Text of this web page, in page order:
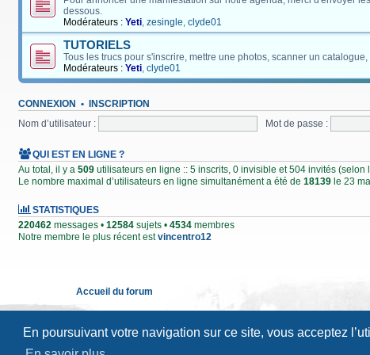
En poursuivant votre navigation sur ce site, vous acceptez
dessous.
Modérateurs : Yeti, zesingle, clyde01
TUTORIELS
Tous les trucs pour s'inscrire, mettre une photos, scanner un
Modérateurs : Yeti, clyde01
CONNEXION • INSCRIPTION
Nom d’utilisateur : Mot de passe :
QUI EST EN LIGNE ?
Au total, il y a 509 utilisateurs en ligne :: 5 inscrits, 0 invisible et 504 invités
Le nombre maximal d’utilisateurs en ligne simultanément a été de 18139 le 23
STATISTIQUES
220462 messages • 12584 sujets • 4534 membres
Notre membre le plus récent estvincentro12
Accueil du forum